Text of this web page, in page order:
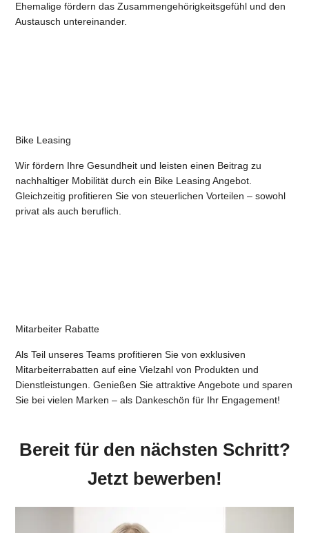
Ehemalige fördern das Zusammengehörigkeitsgefühl und den
Austausch untereinander.
Bike Leasing
Wir fördern Ihre Gesundheit und leisten einen Beitrag zu
nachhaltiger Mobilität durch ein Bike Leasing Angebot.
Gleichzeitig profitieren Sie von steuerlichen Vorteilen – sowohl
privat als auch beruflich.
Mitarbeiter Rabatte
Als Teil unseres Teams profitieren Sie von exklusiven
Mitarbeiterrabatten auf eine Vielzahl von Produkten und
Dienstleistungen. Genießen Sie attraktive Angebote und sparen
Sie bei vielen Marken – als Dankeschön für Ihr Engagement!
Bereit für den nächsten Schritt?
Jetzt bewerben!